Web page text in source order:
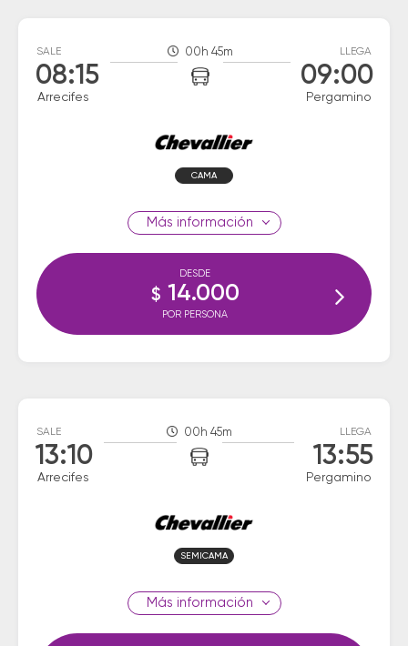
SALE
08:15
Arrecifes
00h 45m LLEGA
09:00
Pergamino
CAMA
información
DESDE
$ 14.000
POR PERSONA
SALE
13:10
Arrecifes
00h 45m LLEGA
13:55
Pergamino
SEMICAMA
información